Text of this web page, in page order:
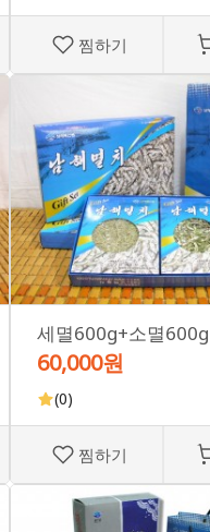
찜하기
세멸600g+소멸600g
60,000원
(0)
찜하기